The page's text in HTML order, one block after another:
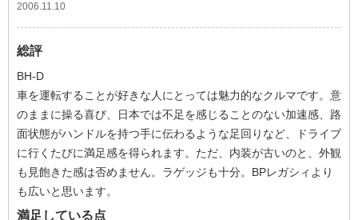
2006.11.10
総評
BH-D
車を運転することが好きな人にとっては魅力的なクルマです。意
のままに操る喜び、日本では不足を感じることのない加速感、路
面状態がハンドルを持つ手に伝わるような足回りなど、ドライブ
に行くたびに満足感を得られます。ただ、内装が古いのと、外観
も見飽きた感は否めません。ラゲッジも十分。BPレガシィより
も広いと思います。
満足している点